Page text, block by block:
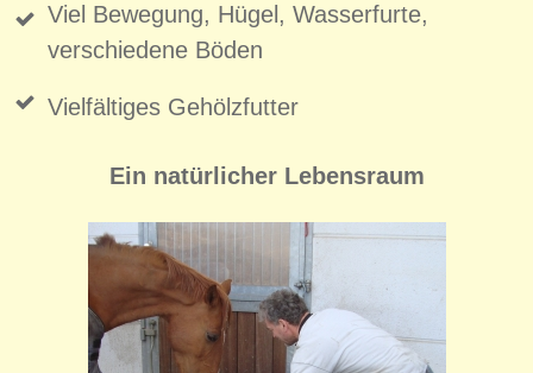
Viel Bewegung, Hügel, Wasserfurte,
verschiedene Böden
Vielfältiges Gehölzfutter
Ein natürlicher Lebensraum